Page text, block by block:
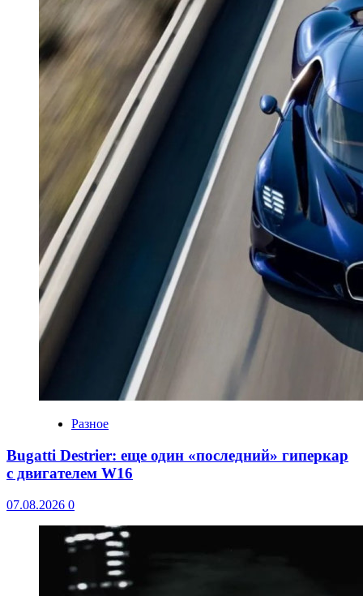
Разное
Bugatti Destrier: еще один «последний» гиперкар
с двигателем W16
07.08.2026 0